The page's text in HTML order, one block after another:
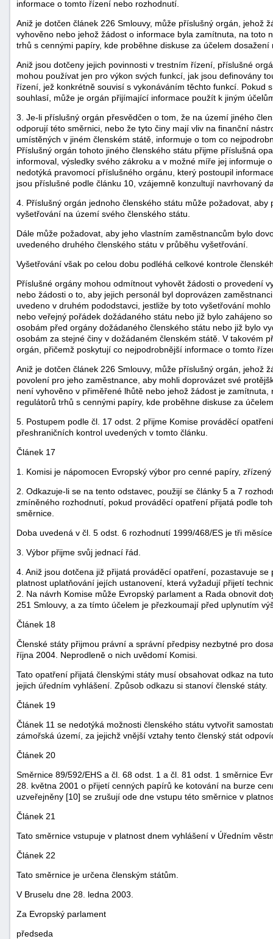
informace o tomto řízení nebo rozhodnutí.
Aniž je dotčen článek 226 Smlouvy, může příslušný orgán, jehož
vyhověno nebo jehož žádost o informace byla zamítnuta, na toto
trhů s cennými papíry, kde proběhne diskuse za účelem
Aniž jsou dotčeny jejich povinnosti v trestním řízení, příslušné
mohou používat jen pro výkon svých funkcí, jak jsou definovány
řízení, jež konkrétně souvisí s vykonáváním těchto funkcí. Pokud
souhlasí, může je orgán přijímající informace použít k jiným
3. Je-li příslušný orgán přesvědčen o tom, že na území jiného
odporují této směrnici, nebo že tyto činy mají vliv na finanční
umístěných v jiném členském státě, informuje o tom co
Příslušný orgán tohoto jiného členského státu přijme příslušná
informoval, výsledky svého zákroku a v možné míře jej informuje
nedotýká pravomocí příslušného orgánu, který postoupil
jsou příslušné podle článku 10, vzájemně konzultují navrhovaný
4. Příslušný orgán jednoho členského státu může požadovat,
vyšetřování na území svého členského státu.
Dále může požadovat, aby jeho vlastním zaměstnancům bylo
uvedeného druhého členského státu v průběhu vyšetřování.
Vyšetřování však po celou dobu podléhá celkové kontrole
Příslušné orgány mohou odmítnout vyhovět žádosti o provedení
nebo žádosti o to, aby jejich personál byl doprovázen
uvedeno v druhém pododstavci, jestliže by toto vyšetřování
nebo veřejný pořádek dožádaného státu nebo již bylo zahájeno
osobám před orgány dožádaného členského státu nebo již bylo
osobám za stejné činy v dožádaném členském státě. V takovém
orgán, přičemž poskytují co nejpodrobnější informace o tomto
Aniž je dotčen článek 226 Smlouvy, může příslušný orgán, jehož
povolení pro jeho zaměstnance, aby mohli doprovázet své
není vyhověno v přiměřené lhůtě nebo jehož žádost je
regulátorů trhů s cennými papíry, kde proběhne diskuse za
5. Postupem podle čl. 17 odst. 2 přijme Komise prováděcí
přeshraničních kontrol uvedených v tomto článku.
Článek 17
1. Komisi je nápomocen Evropský výbor pro cenné papíry,
2. Odkazuje-li se na tento odstavec, použijí se články 5 a 7
zmíněného rozhodnutí, pokud prováděcí opatření přijatá podle
směrnice.
Doba uvedená v čl. 5 odst. 6 rozhodnutí 1999/468/ES je tři
3. Výbor přijme svůj jednací řád.
4. Aniž jsou dotčena již přijatá prováděcí opatření, pozastavuje
platnost uplatňování jejích ustanovení, která vyžadují přijetí
2. Na návrh Komise může Evropský parlament a Rada obnovit
251 Smlouvy, a za tímto účelem je přezkoumají před uplynutím
Článek 18
Členské státy přijmou právní a správní předpisy nezbytné pro
října 2004. Neprodleně o nich uvědomí Komisi.
Tato opatření přijatá členskými státy musí obsahovat odkaz na
jejich úředním vyhlášení. Způsob odkazu si stanoví členské státy.
Článek 19
Článek 11 se nedotýká možnosti členského státu vytvořit
zámořská území, za jejichž vnější vztahy tento členský stát
Článek 20
Směrnice 89/592/EHS a čl. 68 odst. 1 a čl. 81 odst. 1 směrnice
28. května 2001 o přijetí cenných papírů ke kotování na burze
uzveřejněny [10] se zrušují ode dne vstupu této směrnice v
Článek 21
Tato směrnice vstupuje v platnost dnem vyhlášení v Úředním
Článek 22
Tato směrnice je určena členským státům.
V Bruselu dne 28. ledna 2003.
Za Evropský parlament
předseda